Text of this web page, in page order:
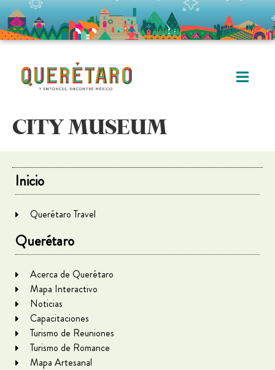
CITY MUSEUM
Inicio
Querétaro Travel
Querétaro
Acerca de Querétaro
Mapa Interactivo
Noticias
Capacitaciones
Turismo de Reuniones
Turismo de Romance
Mapa Artesanal